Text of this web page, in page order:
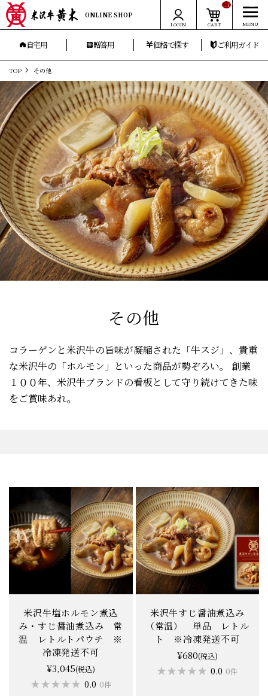
ONLINE SHOP
LOGIN CART
__ITM_CNT__
自宅用 贈答用 価格で探す ご利用ガイド
TOP その他
その他
コラーゲンと米沢牛の旨味が凝縮された「牛スジ」、貴重
な米沢牛の「ホルモン」といった商品が勢ぞろい。
創業
１００年、米沢牛ブランドの看板として守り続けてきた味
をご賞味あれ。
米沢牛塩ホルモン煮込
み・すじ醤油煮込み 常
温 レトルトパウチ ※
冷凍発送不可
¥3,045(税込)
★★★★★
★★★★★ 0.0 0件
米沢牛すじ醤油煮込み
（常温） 単品 レトル
ト ※冷凍発送不可
¥680(税込)
★★★★★
★★★★★ 0.0 0件